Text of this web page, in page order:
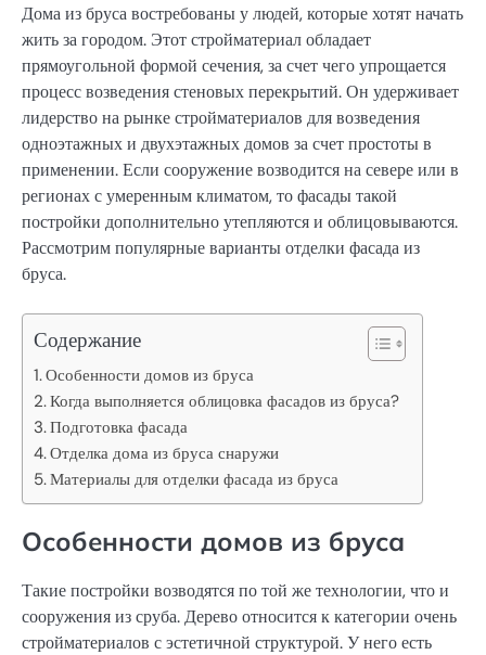
Дома из бруса востребованы у людей, которые хотят начать
жить за городом. Этот стройматериал обладает
прямоугольной формой сечения, за счет чего упрощается
процесс возведения стеновых перекрытий. Он удерживает
лидерство на рынке стройматериалов для возведения
одноэтажных и двухэтажных домов за счет простоты в
применении. Если сооружение возводится на севере или в
регионах с умеренным климатом, то фасады такой
постройки дополнительно утепляются и облицовываются.
Рассмотрим популярные варианты отделки фасада из
бруса.
Содержание
Особенности домов из бруса
Когда выполняется облицовка фасадов из бруса?
Подготовка фасада
Отделка дома из бруса снаружи
Материалы для отделки фасада из бруса
Особенности домов из бруса
Такие постройки возводятся по той же технологии, что и
сооружения из сруба. Дерево относится к категории очень
стройматериалов с эстетичной структурой. У него есть